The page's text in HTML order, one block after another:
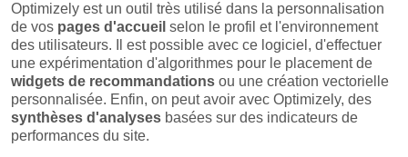
Optimizely est un outil très utilisé dans la personnalisation
de vos pages d'accueil selon le profil et l'environnement
des utilisateurs. Il est possible avec ce logiciel, d'effectuer
une expérimentation d'algorithmes pour le placement de
widgets de recommandations ou une création vectorielle
personnalisée. Enfin, on peut avoir avec Optimizely, des
synthèses d'analyses basées sur des indicateurs de
performances du site.